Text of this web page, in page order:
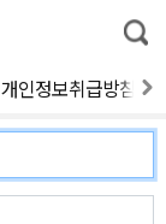
통
합
색
개인정보취급방침